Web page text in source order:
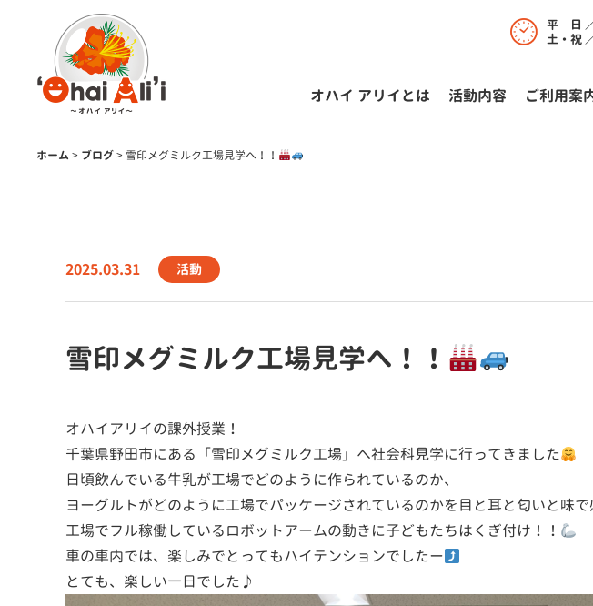
平 日
土・祝
オハイ アリイとは 活動内容 ご利⽤案
ホーム > ブログ> 雪印メグミルク工場見学へ！！
2025.03.31 活動
雪印メグミルク工場見学へ！！
オハイアリイの課外授業！
千葉県野田市にある「雪印メグミルク工場」へ社会科見学に行ってきました
日頃飲んでいる牛乳が工場でどのように作られているのか、
ヨーグルトがどのように工場でパッケージされているのかを目と耳と匂いと味
工場でフル稼働しているロボットアームの動きに子どもたちはくぎ付け！！
車の車内では、楽しみでとってもハイテンションでしたー
とても、楽しい一日でした♪